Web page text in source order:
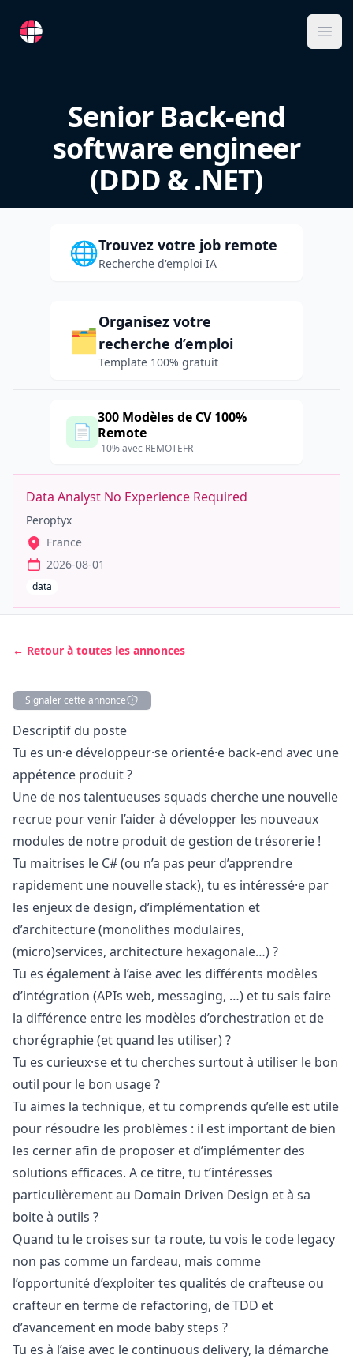
RemoteFR
Senior Back-end
software engineer
(DDD & .NET)
🌐Trouvez votre job remote
Recherche d'emploi IA
🗂️
Organisez votre
recherche d’emploi
Template 100% gratuit
📄
300 Modèles de CV 100%
Remote
-10% avec REMOTEFR
Data Analyst No Experience Required
Peroptyx
France
2026-08-01
data
← Retour à toutes les annonces
Signaler cette annonce
Description
Descriptif du poste
Tu es un·e développeur·se orienté·e back-end avec une
appétence produit ?
Une de nos talentueuses squads cherche une nouvelle
recrue pour venir l’aider à développer les nouveaux
modules de notre produit de gestion de trésorerie !
Tu maitrises le C# (ou n’a pas peur d’apprendre
rapidement une nouvelle stack), tu es intéressé·e par
les enjeux de design, d’implémentation et
d’architecture (monolithes modulaires,
(micro)services, architecture hexagonale…) ?
Tu es également à l’aise avec les différents modèles
d’intégration (APIs web, messaging, …) et tu sais faire
la différence entre les modèles d’orchestration et de
chorégraphie (et quand les utiliser) ?
Tu es curieux·se et tu cherches surtout à utiliser le bon
outil pour le bon usage ?
Tu aimes la technique, et tu comprends qu’elle est utile
pour résoudre les problèmes : il est important de bien
les cerner afin de proposer et d’implémenter des
solutions efficaces. A ce titre, tu t’intéresses
particulièrement au Domain Driven Design et à sa
boite à outils ?
Quand tu le croises sur ta route, tu vois le code legacy
non pas comme un fardeau, mais comme
l’opportunité d’exploiter tes qualités de crafteuse ou
crafteur en terme de refactoring, de TDD et
d’avancement en mode baby steps ?
Tu es à l’aise avec le continuous delivery, la démarche